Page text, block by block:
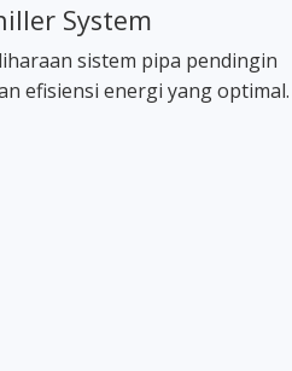
System
sistem pipa pendingin
efisiensi energi yang optimal.